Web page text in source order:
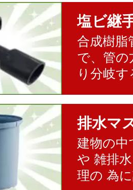
塩ビ継
合成樹脂
で、管の
り分岐
排水マ
建物の中
や 雑排
理の 為